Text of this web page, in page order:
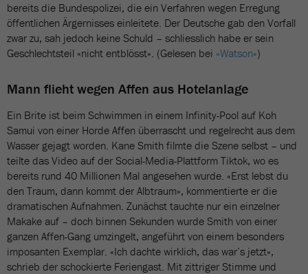
bereits die Bundespolizei, die ein Verfahren wegen Erregung
öffentlichen Ärgernisses einleitete. Der Deutsche gab den Vorfall
zwar zu, sah jedoch keine Schuld – schliesslich habe er sein
Geschlechtsteil «nicht entblösst». (Gelesen bei «Watson»)
Mann flieht wegen Affen aus Hotelanlage
Ein Brite ist beim Schwimmen in einem Infinity-Pool auf Koh
Samui von einer Horde Affen überrascht und regelrecht aus dem
Wasser gejagt worden. Kane Smith filmte die Szene selbst – und
teilte das Video auf der Social-Media-Plattform Tiktok, wo es
bereits rund 40 Millionen Mal angesehen wurde. «Erst lebst du
den Traum, dann kommt der Albtraum», kommentierte er die
dramatischen Aufnahmen. Zunächst tauchte nur ein einzelner
Makake auf – doch binnen Sekunden wurde Smith von einer
ganzen Affen-Gang umzingelt, angeführt von einem besonders
imposanten Exemplar. «Ich dachte wirklich, das war’s jetzt»,
schrieb der schockierte Feriengast. Mit zittriger Stimme und